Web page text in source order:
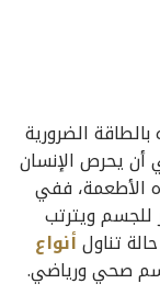
الضرورية
أن يحرص الإنسان
الأطعمة، ففي
ويترتب
تناولأنواع
صحي ورياضي.